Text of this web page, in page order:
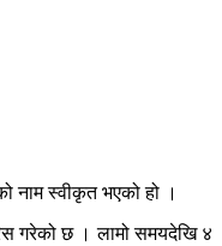
नाम स्वीकृत भएको हो ।
गरेको छ । लामो समयदेखि ४